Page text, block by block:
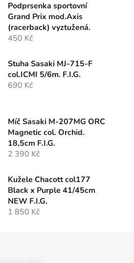
Podprsenka sportovní
Grand Prix mod.Axis
(racerback) vyztužená.
450 Kč
Stuha Sasaki MJ-715-F
col.ICMI 5/6m. F.I.G.
690 Kč
Míč Sasaki M-207MG ORC
Magnetic col. Orchid.
18,5cm F.I.G.
2 390 Kč
Kužele Chacott col177
Black x Purple 41/45cm
NEW F.I.G.
1 850 Kč